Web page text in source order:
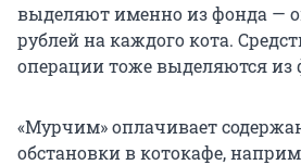
выделяют именно из фонда —
рублей на каждого кота.
операции тоже выделяются из
«Мурчим» оплачивает
обстановки в котокафе,